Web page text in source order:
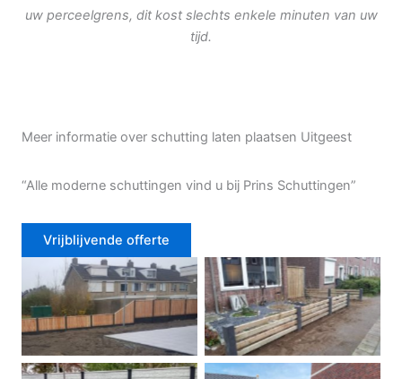
uw perceelgrens, dit kost slechts enkele minuten van uw
tijd.
Meer informatie over schutting laten plaatsen Uitgeest
“Alle moderne schuttingen vind u bij Prins Schuttingen”
Vrijblijvende offerte
Douglas schutting Tuinhek voortuin